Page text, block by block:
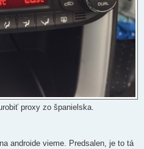
proxy zo španielska.
androide vieme. Predsalen, je to tá